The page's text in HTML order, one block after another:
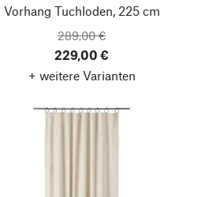
Vorhang Tuchloden, 225 cm
289,00 €
229,00 €
+ weitere Varianten